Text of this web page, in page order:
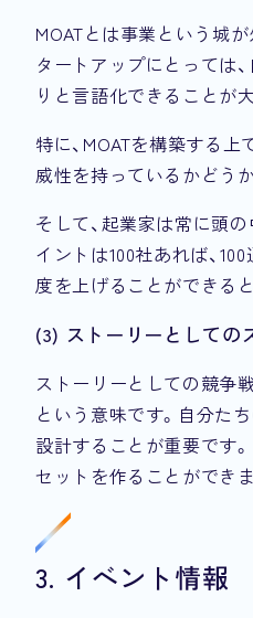
MOATとは事業という城
タートアップにとっては
りと言語化できることが
特に、MOATを構築する
威性を持っているかどう
そして、起業家は常に頭
イントは100社あれば、
度を上げることができる
(3) ストーリーとしての
ストーリーとしての競争
という意味です。自分た
設計することが重要です
セットを作ることができま
3. イベント情報